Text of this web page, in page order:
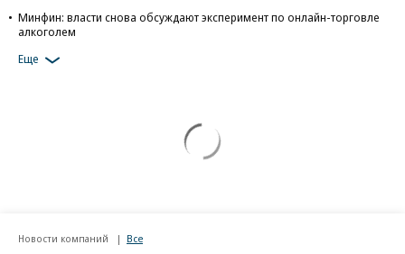
Минфин: власти снова обсуждают эксперимент по онлайн-торговле
алкоголем
Еще
Новости компаний Все